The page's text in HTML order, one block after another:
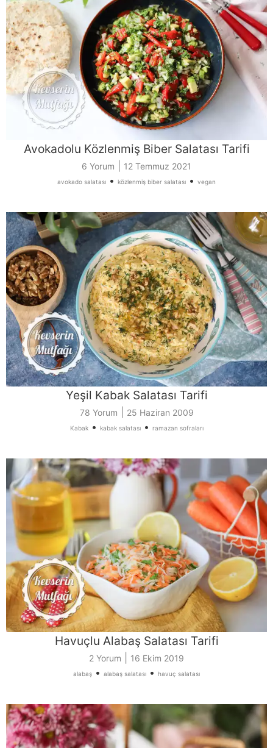
Avokadolu Közlenmiş Biber Salatası Tarifi
6 Yorum 12 Temmuz 2021
avokado salatası • közlenmiş biber salatası • vegan
Yeşil Kabak Salatası Tarifi
78 Yorum 25 Haziran 2009
Kabak• kabak salatası• ramazan sofraları
Havuçlu Alabaş Salatası Tarifi
2 Yorum 16 Ekim 2019
alabaş • alabaş salatası • havuç salatası